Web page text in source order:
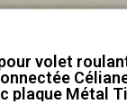
volet
plaque Métal